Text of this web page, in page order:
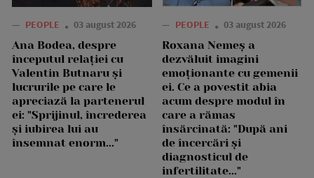
— PEOPLE 03 august 2026
Ana Bodea, despre
începutul relației cu
Valentin Butnaru și
lucrurile pe care le
apreciază la partenerul
ei: "Sprijinul, încrederea
și iubirea lui au
însemnat enorm..."
— PEOPLE 03 august 2026
Roxana Nemeș a
dezvăluit imagini
emoționante cu gemenii
ei. Ce a povestit abia
acum despre modul în
care a rămas
însărcinată: "După ani
de încercări și
diagnosticul de
infertilitate..."